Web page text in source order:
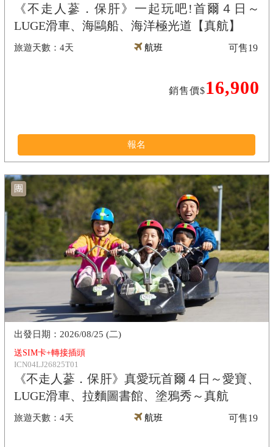
《不走人蔘．保肝》一起玩吧!首爾４日～
LUGE滑車、海鷗船、海洋極光道【真航】
4天 航班
銷售價$16,900
可售19
報名
團
送SIM卡+轉接插頭
ICN04LJ26825T01
《不走人蔘．保肝》真愛玩首爾４日～愛寶、
LUGE滑車、拉麵圖書館、塗鴉秀～真航
4天
2026/08/25 (二)
航班 可售19